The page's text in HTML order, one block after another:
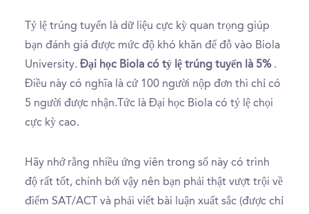
Tỷ lệ trúng tuyển là dữ liệu cực kỳ quan trọng giúp
bạn đánh giá được mức độ khó khăn để đỗ vào Biola
University. Đại học Biola có tỷ lệ trúng tuyển là 5% .
Điều này có nghĩa là cứ 100 người nộp đơn thì chỉ có
5 người được nhận.Tức là Đại học Biola có tỷ lệ chọi
cực kỳ cao.
Hãy nhớ rằng nhiều ứng viên trong số này có trình
độ rất tốt, chính bởi vậy nên bạn phải thật vượt trội về
điểm SAT/ACT và phải viết bài luận xuất sắc (được chỉ